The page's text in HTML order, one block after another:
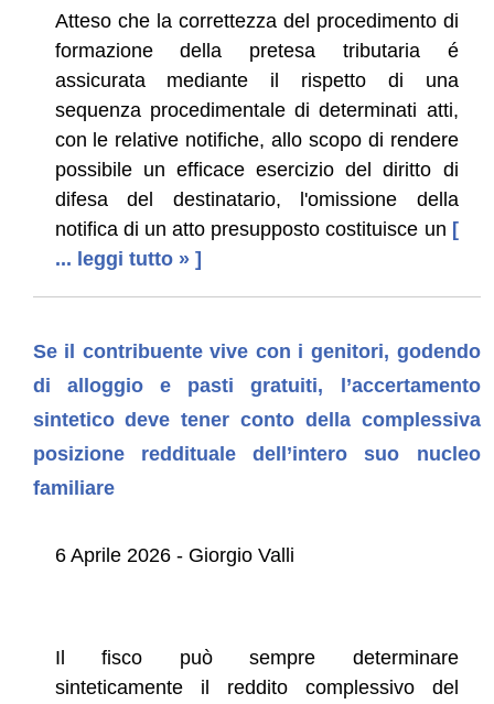
Atteso che la correttezza del procedimento di
formazione della pretesa tributaria é
assicurata mediante il rispetto di una
sequenza procedimentale di determinati atti,
con le relative notifiche, allo scopo di rendere
possibile un efficace esercizio del diritto di
difesa del destinatario, l'omissione della
notifica di un atto presupposto costituisce un [
... leggi tutto » ]
Se il contribuente vive con i genitori, godendo
di alloggio e pasti gratuiti, l’accertamento
sintetico deve tener conto della complessiva
posizione reddituale dell’intero suo nucleo
familiare
6 Aprile 2026 - Giorgio Valli
Il fisco può sempre determinare
sinteticamente il reddito complessivo del